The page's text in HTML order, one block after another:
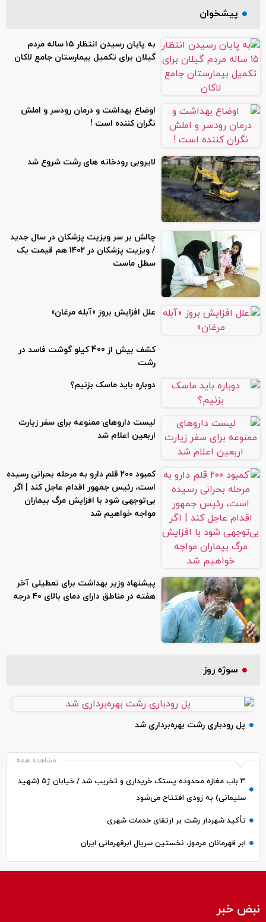
پیشخوان
به پایان رسیدن انتظار ۱۵ ساله مردم
گیلان برای تکمیل بیمارستان جامع لاکان
اوضاع بهداشت و درمان رودسر و املش
نگران کننده است !
لایروبی رودخانه های رشت شروع شد
چالش بر سر ویزیت پزشکان در سال جدید
/ ویزیت پزشکان در ۱۴۰۲ هم قیمت یک
سطل ماست
علل افزایش بروز «آبله مرغان»
کشف بیش از 400 کیلو گوشت فاسد در
رشت
دوباره باید ماسک بزنیم؟
لیست داروهای ممنوعه برای سفر زیارت
اربعین اعلام شد
کمبود ۲۰۰ قلم دارو به مرحله بحرانی رسیده
است، رئیس جمهور اقدام عاجل کند | اگر
بی‌توجهی شود با افزایش مرگ بیماران
مواجه خواهیم شد
پیشنهاد وزیر بهداشت برای تعطیلی آخر
هفته در مناطق دارای دمای بالای ۴۰ درجه
سوژه روز
پل رودباری رشت بهره‌برداری شد
مشاهده همه
۳ باب مغازه محدوده پستک خریداری و تخریب شد / خیابان ژ۵ (شهید
سلیمانی) به زودی افتتاح می‌شود
تأکید شهردار رشت بر ارتقای خدمات شهری
ابر قهرمانان مرموز، نخستین سریال ابرقهرمانی ایران
نبض خبر